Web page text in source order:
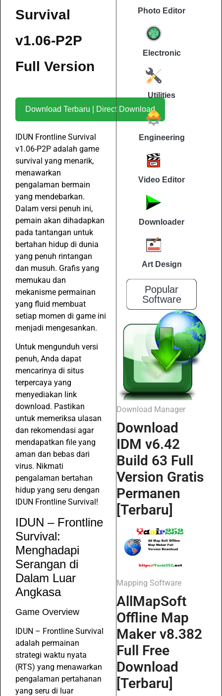
Survival
v1.06-P2P
Full Version
Download Terbaru | Direct Download
IDUN Frontline Survival
v1.06-P2P adalah game
survival yang menarik,
menawarkan
pengalaman bermain
yang mendebarkan.
Dalam versi penuh ini,
pemain akan dihadapkan
pada tantangan untuk
bertahan hidup di dunia
yang penuh rintangan
dan musuh. Grafis yang
memukau dan
mekanisme permainan
yang fluid membuat
setiap momen di game ini
menjadi mengesankan.
Untuk mengunduh versi
penuh, Anda dapat
mencarinya di situs
terpercaya yang
menyediakan link
download. Pastikan
untuk memeriksa ulasan
dan rekomendasi agar
mendapatkan file yang
aman dan bebas dari
virus. Nikmati
pengalaman bertahan
hidup yang seru dengan
IDUN Frontline Survival!
IDUN – Frontline
Survival:
Menghadapi
Serangan di
Dalam Luar
Angkasa
Game Overview
IDUN – Frontline Survival
adalah permainan
strategi waktu nyata
(RTS) yang menawarkan
pengalaman pertahanan
yang seru di luar
Photo Editor
Electronic
Utilities
Engineering
Video Editor
Downloader
Art Design
Popular
Software
Download Manager
Download
IDM v6.42
Build 63 Full
Version Gratis
Permanen
[Terbaru]
Mapping Software
AllMapSoft
Offline Map
Maker v8.382
Full Free
Download
[Terbaru]